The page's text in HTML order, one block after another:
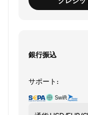
銀行振込
サポート: